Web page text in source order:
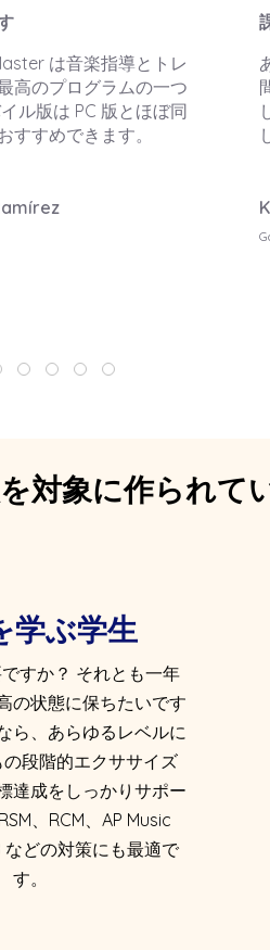
来るのも良く いつの
ぷりハマってしまいま
派でしたがこれは課金
4 5 6 7
対象に作られて
学ぶ学生
すか？ それとも一年
の状態に保ちたいです
ら、あらゆるレベルに
段階的エクササイズ
達成をしっかりサポー
、RCM、AP Music
などの対策にも最適で
す。